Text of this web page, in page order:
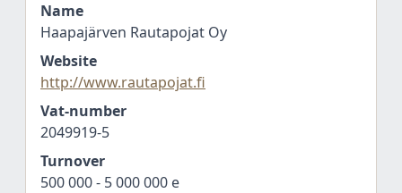
Name
Haapajärven Rautapojat Oy
Website
http://www.rautapojat.fi
Vat-number
2049919-5
Turnover
500 000 - 5 000 000 e